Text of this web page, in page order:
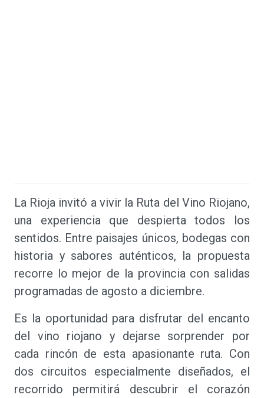
La Rioja invitó a vivir la Ruta del Vino Riojano,
una experiencia que despierta todos los
sentidos. Entre paisajes únicos, bodegas con
historia y sabores auténticos, la propuesta
recorre lo mejor de la provincia con salidas
programadas de agosto a diciembre.
Es la oportunidad para disfrutar del encanto
del vino riojano y dejarse sorprender por
cada rincón de esta apasionante ruta. Con
dos circuitos especialmente diseñados, el
recorrido permitirá descubrir el corazón